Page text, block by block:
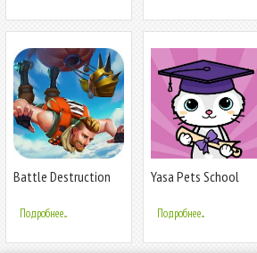
Battle Destruction
Подробнее...
Yasa Pets School
Подробнее...